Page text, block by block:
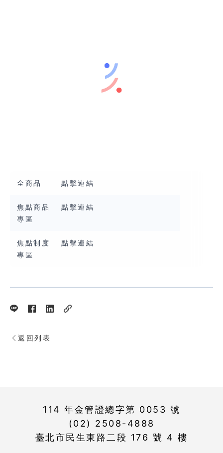
全商品 點擊連結
焦點商品
專區
點擊連結
焦點制度
專區
點擊連結
返回列表
114 年金管證總字第 0053 號
(02) 2508-4888
臺北市民生東路二段 176 號 4 樓